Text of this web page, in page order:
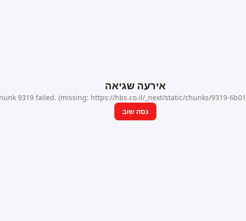
אירעה שגיאה
9319 failed. (missing: https://hbs.co.il/_next/static/chunks/9319-
נסה שוב